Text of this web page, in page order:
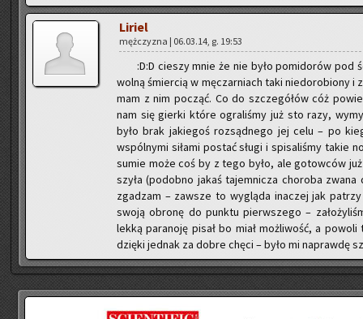
Li­riel
męż­czy­zna | 06.03.14, g. 19:53
:D:D cie­szy mnie że nie było po­mi­do­rów
wol­ną śmier­cią w mę­czar­niach taki nie­do­ro­bio­ny i
mam z nim po­cząć. Co do szcze­gó­łów cóż
nam się gier­ki które ogra­li­śmy już sto razy,
było brak ja­kie­goś roz­sąd­ne­go jej celu – po
wspól­ny­mi si­ła­mi po­stać sługi i spi­sa­li­śmy takie
sumie może coś by z tego było, ale go­tow­ców
szy­ła (po­dob­no jakaś ta­jem­ni­cza cho­ro­ba
zga­dzam – za­wsze to wy­glą­da ina­czej jak
swoją obro­nę do punk­tu pierw­sze­go –
lekką pa­ra­no­ję pisał bo miał moż­li­wość, a
dzię­ki jed­nak za dobre chęci – było mi na­praw­dę